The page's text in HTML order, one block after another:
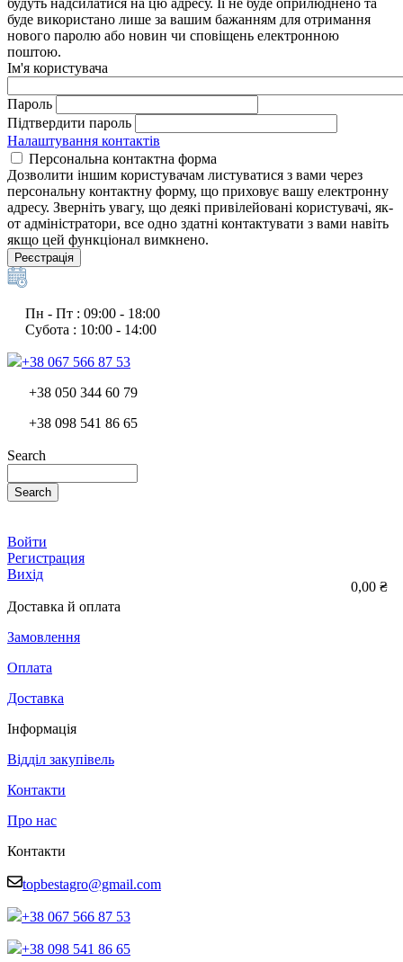
будуть надсилатися на цю адресу. Її не буде оприлюднено та
буде використано лише за вашим бажанням для отримання
нового паролю або новин чи сповіщень електронною
поштою.
Ім'я користувача
Пароль
Підтвердити пароль
Налаштування контактів
Персональна контактна форма
Дозволити іншим користувачам листуватися з вами через
персональну контактну форму, що приховує вашу електронну
адресу. Зверніть увагу, що деякі привілейовані користувачі, як-
от адміністратори, все одно здатні контактувати з вами навіть
якщо цей функціонал вимкнено.
Реєстрація
Пн - Пт : 09:00 - 18:00
Субота : 10:00 - 14:00
+38 067 566 87 53
+38 050 344 60 79
+38 098 541 86 65
Search
Search
0,00 ₴
Войти
Регистрация
Вихід
Доставка й оплата
Замовлення
Оплата
Доставка
Інформація
Відділ закупівель
Контакти
Про нас
Контакти
topbestagro@gmail.com
+38 067 566 87 53
+38 098 541 86 65